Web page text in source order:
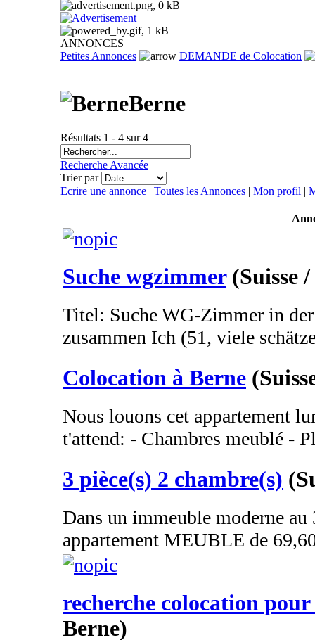
ANNONCES
Petites Annonces
DEMANDE de Colocation
Berne
Résultats 1 - 4 sur 4
Recherche Avancée
Trier par
Ecrire une annonce | Toutes les Annonces | Mon profil |
Suche wgzimmer (Suisse
Titel: Suche WG-Zimmer in
zusammen Ich (51, viele
Colocation à Berne
Nous louons cet appartement
t'attend: - Chambres meublé -
3 pièce(s) 2 chambre(s)
Dans un immeuble moderne au
appartement MEUBLE de
recherche colocation pour
Berne)